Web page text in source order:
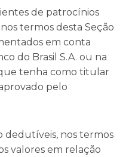
de patrocínios
termos desta Seção
em conta
do Brasil S.A. ou na
tenha como titular
pelo
dedutíveis, nos termos
valores em relação